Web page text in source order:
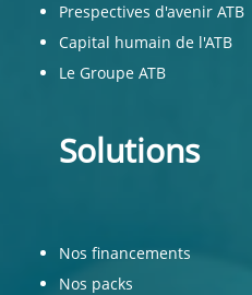
Prespectives d'avenir ATB
Capital humain de l'ATB
Le Groupe ATB
Solutions
Nos financements
Nos packs